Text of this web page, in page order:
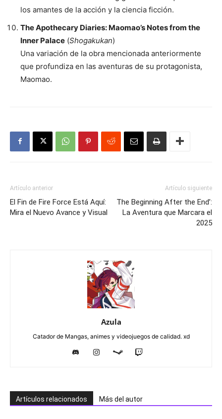
los amantes de la acción y la ciencia ficción.
The Apothecary Diaries: Maomao’s Notes from the
Inner Palace (Shogakukan)
Una variación de la obra mencionada anteriormente
que profundiza en las aventuras de su protagonista,
Maomao.
Artículo anterior
El Fin de Fire Force Está Aquí:
Mira el Nuevo Avance y Visual
Artículo siguiente
The Beginning After the End’:
La Aventura que Marcara el
2025
Azula
Catador de Mangas, animes y videojuegos de calidad. xd
Artículos relacionados Más del autor